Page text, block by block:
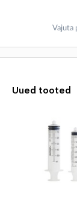
Vajuta
Uued tooted